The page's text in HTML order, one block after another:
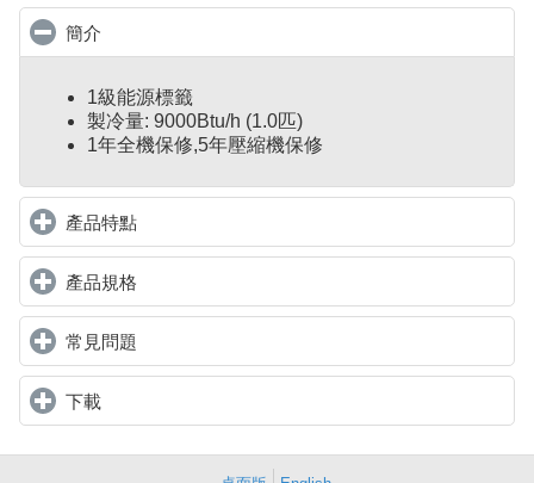
簡介
1級能源標籤
製冷量: 9000Btu/h (1.0匹)
1年全機保修,5年壓縮機保修
產品特點click to expand contents
產品規格
常見問題
下載click to expand contents